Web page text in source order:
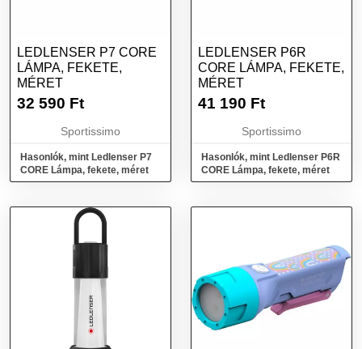
LEDLENSER P7 CORE
LÁMPA, FEKETE,
MÉRET
32 590 Ft
Sportissimo
Hasonlók, mint Ledlenser P7
CORE Lámpa, fekete, méret
LEDLENSER P6R
CORE LÁMPA, FEKETE,
MÉRET
41 190 Ft
Sportissimo
Hasonlók, mint Ledlenser P6R
CORE Lámpa, fekete, méret